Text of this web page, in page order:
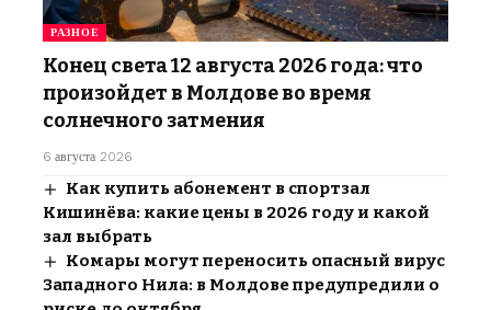
РАЗНОЕ
Конец света 12 августа 2026 года: что
произойдет в Молдове во время
солнечного затмения
6 августа 2026
Как купить абонемент в спортзал
Кишинёва: какие цены в 2026 году и какой
зал выбрать
Комары могут переносить опасный вирус
Западного Нила: в Молдове предупредили о